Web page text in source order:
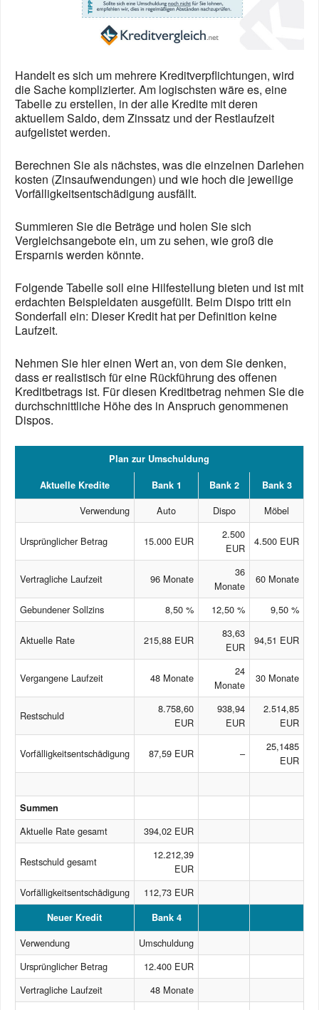
Handelt es sich um mehrere Kreditverpflichtungen, wird
die Sache komplizierter. Am logischsten wäre es, eine
Tabelle zu erstellen, in der alle Kredite mit deren
aktuellem Saldo, dem Zinssatz und der Restlaufzeit
aufgelistet werden.
Berechnen Sie als nächstes, was die einzelnen Darlehen
kosten (Zinsaufwendungen) und wie hoch die jeweilige
Vorfälligkeitsentschädigung ausfällt.
Summieren Sie die Beträge und holen Sie sich
Vergleichsangebote ein, um zu sehen, wie groß die
Ersparnis werden könnte.
Folgende Tabelle soll eine Hilfestellung bieten und ist mit
erdachten Beispieldaten ausgefüllt. Beim Dispo tritt ein
Sonderfall ein: Dieser Kredit hat per Definition keine
Laufzeit.
Nehmen Sie hier einen Wert an, von dem Sie denken,
dass er realistisch für eine Rückführung des offenen
Kreditbetrags ist. Für diesen Kreditbetrag nehmen Sie die
durchschnittliche Höhe des in Anspruch genommenen
Dispos.
Plan zur Umschuldung
Aktuelle Kredite Bank 1 Bank 2 Bank 3
Verwendung Auto Dispo Möbel
Ursprünglicher Betrag 15.000 EUR
2.500
EUR
4.500 EUR
Vertragliche Laufzeit 96 Monate
36
Monate
60 Monate
Gebundener Sollzins 8,50 % 12,50 % 9,50 %
Aktuelle Rate 215,88 EUR
83,63
EUR
94,51 EUR
Vergangene Laufzeit 48 Monate
24
Monate
30 Monate
Restschuld
8.758,60
EUR
938,94
EUR
2.514,85
EUR
Vorfälligkeitsentschädigung 87,59 EUR –
25,1485
EUR
Summen
Aktuelle Rate gesamt 394,02 EUR
Restschuld gesamt
12.212,39
EUR
Vorfälligkeitsentschädigung
112,73 EUR
Neuer Kredit Bank 4
Verwendung
Umschuldung
Ursprünglicher Betrag
12.400 EUR
Vertragliche Laufzeit
48 Monate